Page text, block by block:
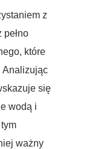
z
które
Analizując
się
wodą i
ważny